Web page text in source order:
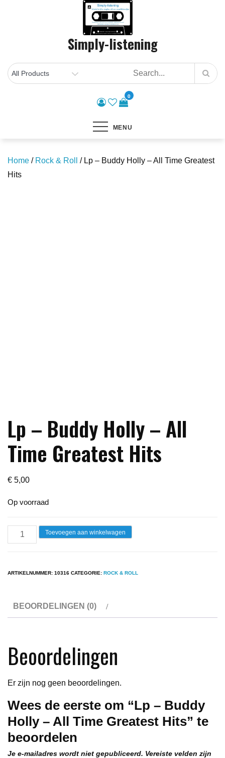
Simply-listening
0
MENU
Home / Rock & Roll
/ Lp – Buddy Holly – All Time Greatest
Hits
Lp – Buddy Holly – All
Time Greatest Hits
€ 5,00
Op voorraad
-
Holly
All
Time
aantal
Toevoegen aan winkelwagen
ARTIKELNUMMER: 10316 CATEGORIE: ROCK & ROLL
BEOORDELINGEN (0)
Beoordelingen
Er zijn nog geen beoordelingen.
Wees de eerste om “Lp – Buddy
Holly – All Time Greatest Hits” te
beoordelen
Je e-mailadres wordt niet gepubliceerd. Vereiste velden zijn